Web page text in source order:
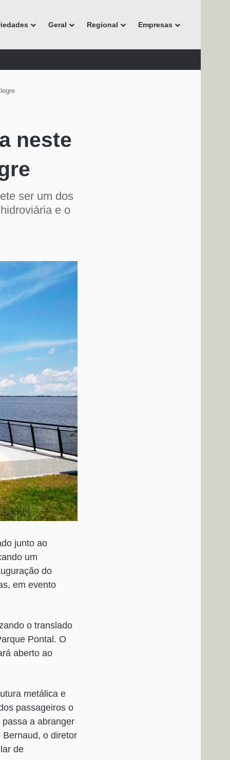
Geral Regional Empresas
neste
ser um dos
e o
junto ao
um
do
em evento
o translado
Pontal. O
aberto ao
metálica e
passageiros o
a abranger
o diretor
de